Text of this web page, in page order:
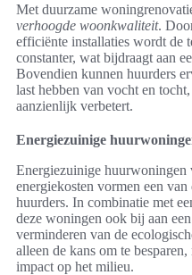
Met duurzame
verhoogde woonkwaliteit.
efficiënte installaties wordt de
constanter, wat bijdraagt aan
Bovendien kunnen huurders
last hebben van vocht en
aanzienlijk verbetert.
Energiezuinige
Energiezuinige
energiekosten vormen een
huurders. In combinatie met
deze woningen ook bij aan
verminderen van de
alleen de kans om te
impact op het milieu.